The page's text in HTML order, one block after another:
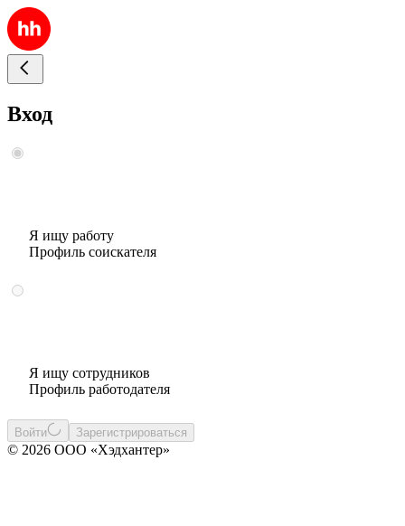
Вход
Я ищу работу
Профиль соискателя
Я ищу сотрудников
Профиль работодателя
Войти Зарегистрироваться
© 2026 ООО «Хэдхантер»